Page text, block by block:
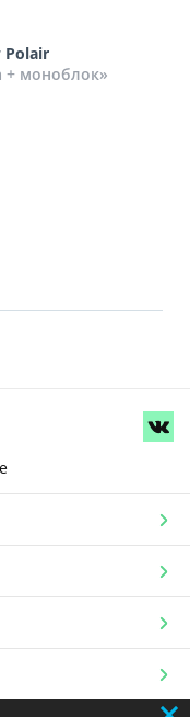
+ моноблок»